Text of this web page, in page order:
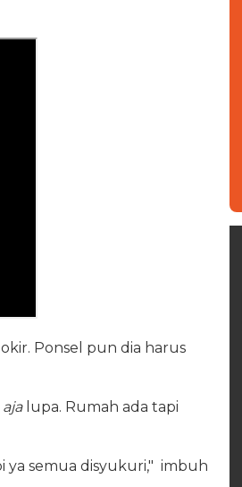
Ponsel pun dia harus
ajalupa. Rumah ada tapi
ya semua disyukuri," imbuh